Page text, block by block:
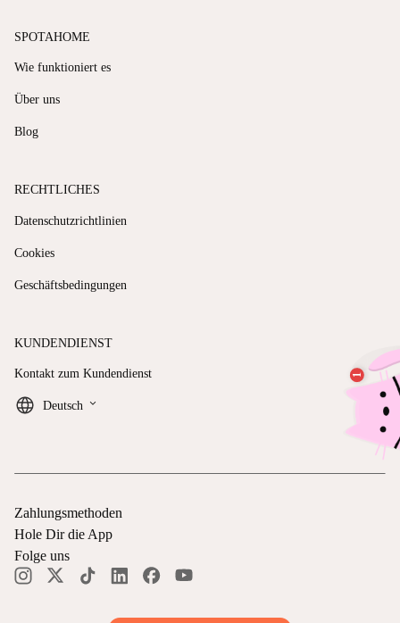
SPOTAHOME
Wie funktioniert es
Über uns
Blog
RECHTLICHES
Datenschutzrichtlinien
Cookies
Geschäftsbedingungen
KUNDENDIENST
Kontakt zum Kundendienst
Deutsch keyboard_arrow_down
Zahlungsmethoden
Hole Dir die App
Folge uns